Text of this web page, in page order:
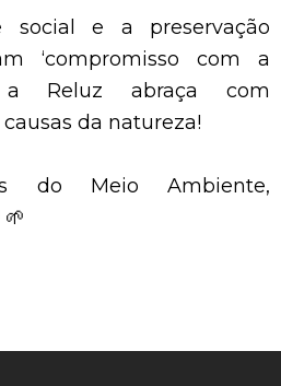
social e a preservação
‘compromisso com a
Reluz abraça com
da natureza!
do Meio Ambiente,